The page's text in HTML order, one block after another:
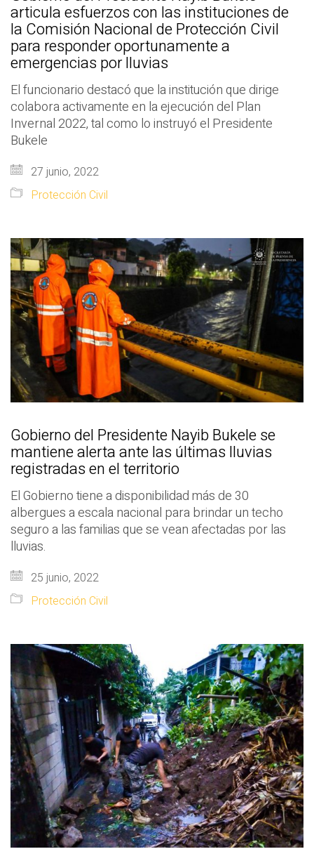
articula esfuerzos con las instituciones de
la Comisión Nacional de Protección Civil
para responder oportunamente a
emergencias por lluvias
El funcionario destacó que la institución que dirige
colabora activamente en la ejecución del Plan
Invernal 2022, tal como lo instruyó el Presidente
Bukele
27 junio, 2022
Protección Civil
Gobierno del Presidente Nayib Bukele se
mantiene alerta ante las últimas lluvias
registradas en el territorio
El Gobierno tiene a disponibilidad más de 30
albergues a escala nacional para brindar un techo
seguro a las familias que se vean afectadas por las
lluvias.
25 junio, 2022
Protección Civil